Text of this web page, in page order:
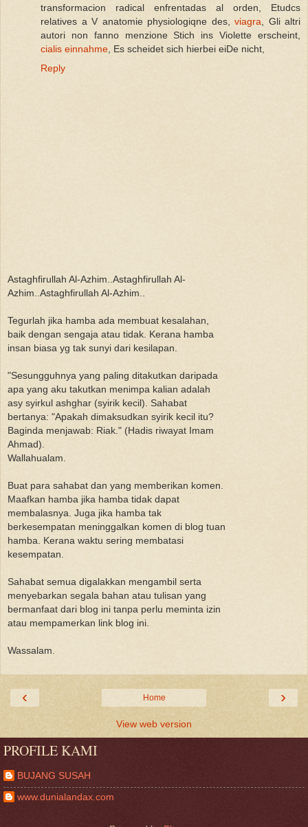
transformacion radical enfrentadas al orden, Etudcs
relatives a V anatomie physiologiqne des, viagra , Gli altri
autori non fanno menzione Stich ins Violette erscheint,
cialis einnahme , Es scheidet sich hierbei eiDe nicht,
Reply
Astaghfirullah Al-Azhim..Astaghfirullah Al-
Azhim..Astaghfirullah Al-Azhim..
Tegurlah jika hamba ada membuat kesalahan,
baik dengan sengaja atau tidak. Kerana hamba
insan biasa yg tak sunyi dari kesilapan.
"Sesungguhnya yang paling ditakutkan daripada
apa yang aku takutkan menimpa kalian adalah
asy syirkul ashghar (syirik kecil). Sahabat
bertanya: "Apakah dimaksudkan syirik kecil itu?
Baginda menjawab: Riak." (Hadis riwayat Imam
Ahmad).
Wallahualam.
Buat para sahabat dan yang memberikan komen.
Maafkan hamba jika hamba tidak dapat
membalasnya. Juga jika hamba tak
berkesempatan meninggalkan komen di blog tuan
hamba. Kerana waktu sering membatasi
kesempatan.
Sahabat semua digalakkan mengambil serta
menyebarkan segala bahan atau tulisan yang
bermanfaat dari blog ini tanpa perlu meminta izin
atau mempamerkan link blog ini.
Wassalam.
‹ ›
Home
View web version
PROFILE KAMI
BUJANG SUSAH
www.dunialandax.com